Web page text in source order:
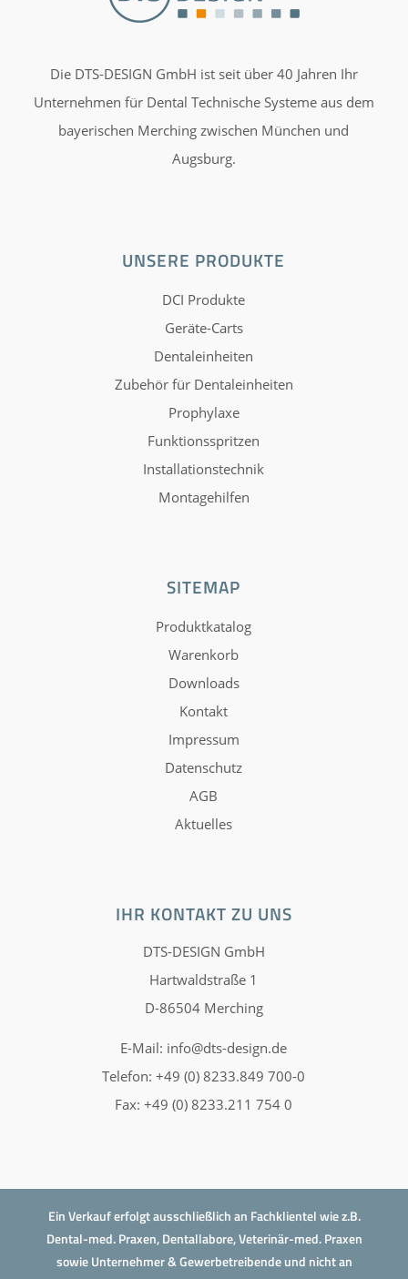
Die DTS-DESIGN GmbH ist seit über 40 Jahren Ihr
Unternehmen für Dental Technische Systeme aus dem
bayerischen Merching zwischen München und
Augsburg.
UNSERE PRODUKTE
DCI Produkte
Geräte-Carts
Dentaleinheiten
Zubehör für Dentaleinheiten
Prophylaxe
Funktionsspritzen
Installationstechnik
Montagehilfen
SITEMAP
Produktkatalog
Warenkorb
Downloads
Kontakt
Impressum
Datenschutz
AGB
Aktuelles
IHR KONTAKT ZU UNS
DTS-DESIGN GmbH
Hartwaldstraße 1
D-86504 Merching
E-Mail: info@dts-design.de
Telefon: +49 (0) 8233.849 700-0
Fax: +49 (0) 8233.211 754 0
Ein Verkauf erfolgt ausschließlich an Fachklientel wie z.B.
Dental-med. Praxen, Dentallabore, Veterinär-med. Praxen
sowie Unternehmer & Gewerbetreibende und nicht an